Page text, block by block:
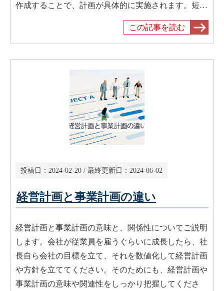
作成することで、計画が具体的に実施されます。短…
この記事を読む
投稿日： 2024-02-20 / 最終更新日： 2024-06-02
経営計画と事業計画の違い
経営計画と事業計画の意味と、関係性についてご説明
します。会社が従業員を雇うぐらいに成長したら、社
長自ら会社の目標を立て、それを数値化して経営計画
や方針を立ててください。そのためにも、経営計画や
事業計画の意味や関連性をしっかり把握してくださ